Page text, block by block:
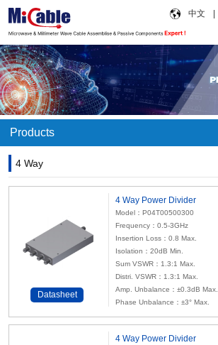
中文
Products
4 Way
Datasheet
4 Way Power Divider
Model：P04T00500300
Frequency：0.5-3GHz
Insertion Loss：0.8 Max.
Isolation：20dB Min.
Sum VSWR：1.3:1 Max.
Distri. VSWR：1.3:1 Max.
Amp. Unbalance：±0.3dB Max.
Phase Unbalance：±3° Max.
4 Way Power Divider